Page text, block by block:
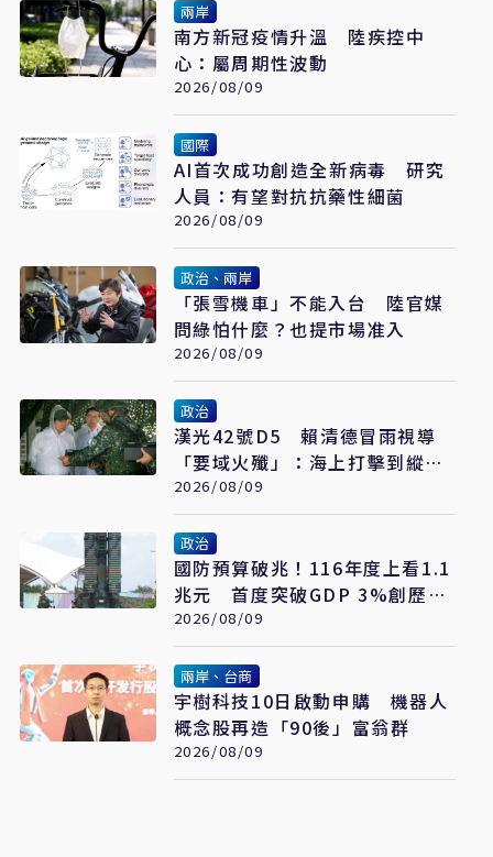
兩岸
南方新冠疫情升溫 陸疾控中
心：屬周期性波動
2026/08/09
國際
AI首次成功創造全新病毒 研究
人員：有望對抗抗藥性細菌
2026/08/09
政治、兩岸
「張雪機車」不能入台 陸官媒
問綠怕什麼？也提市場准入
2026/08/09
政治
漢光42號D5 賴清德冒雨視導
「要域火殲」：海上打擊到縱深
防禦驗證整體戰力
2026/08/09
政治
國防預算破兆！116年度上看1.1
兆元 首度突破GDP 3%創歷史
新高
2026/08/09
兩岸、台商
宇樹科技10日啟動申購 機器人
概念股再造「90後」富翁群
2026/08/09